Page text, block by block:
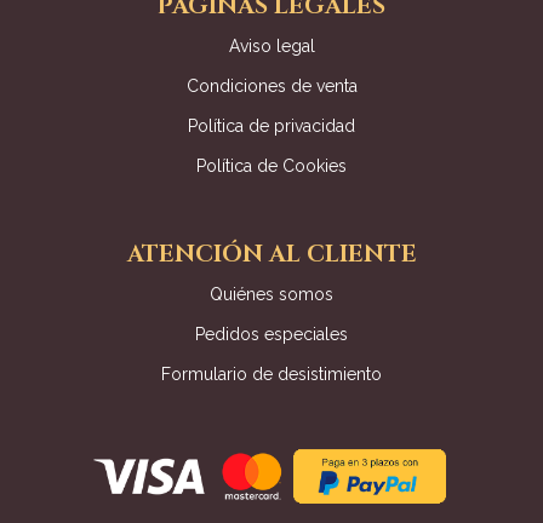
PÁGINAS LEGALES
Aviso legal
Condiciones de venta
Política de privacidad
Política de Cookies
ATENCIÓN AL CLIENTE
Quiénes somos
Pedidos especiales
Formulario de desistimiento